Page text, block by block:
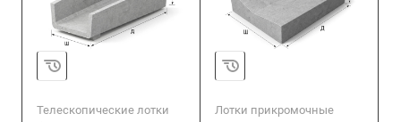
Телескопические лотки
Лотки прикромочные